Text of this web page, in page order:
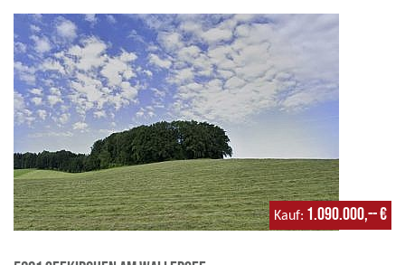
Kauf 1.090.000,-- €